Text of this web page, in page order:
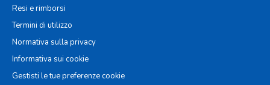
Resi e rimborsi
Termini di utilizzo
Normativa sulla privacy
Informativa sui cookie
Gestisti le tue preferenze cookie